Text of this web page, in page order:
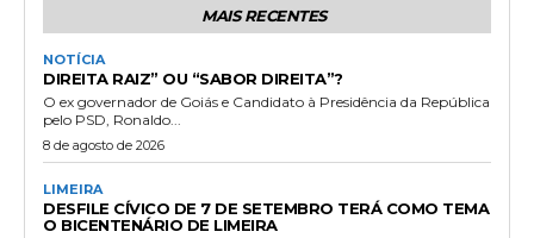
MAIS RECENTES
NOTÍCIA
DIREITA RAIZ” OU “SABOR DIREITA”?
O ex governador de Goiás e Candidato à Presidência da República
pelo PSD, Ronaldo...
8 de agosto de 2026
LIMEIRA
DESFILE CÍVICO DE 7 DE SETEMBRO TERÁ COMO TEMA
O BICENTENÁRIO DE LIMEIRA